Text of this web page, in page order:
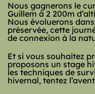
Nous gagnerons le
Guillem à 2 200m
Nous évoluerons
préservée, cette
de connexion à la
Et si vous souhaitez
proposons un stage
les techniques de
hivernal, tentez